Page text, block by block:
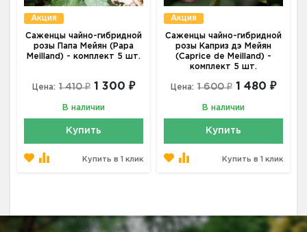
Акция
Саженцы чайно-гибридной
розы Папа Мейян (Papa
Meilland) - комплект 5 шт.
Цена: 1 410 ₽ 1 300 ₽
В наличии
Купить
Купить в 1 клик
Акция
Саженцы чайно-гибридной
розы Каприз дэ Мейян
(Caprice de Meilland) -
комплект 5 шт.
Цена: 1 600 ₽ 1 480 ₽
В наличии
Купить
Купить в 1 клик